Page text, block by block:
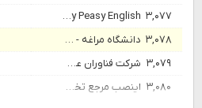
۳,۰۷۷
Easy Peasy English | انگلیسی مثل آب خوردن
۳,۰۷۸
دانشگاه مراغه - دانشگاه مراغه
۳,۰۷۹
شرکت فناوران عصر شبکه پاسارگاد
۳,۰۸۰
اینصب مرجع تخصصی خرید لوازم امنیتی و جانبی خودرو در ایران